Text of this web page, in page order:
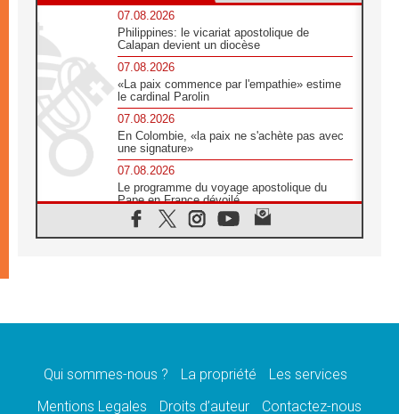
07.08.2026
Philippines: le vicariat apostolique de
Calapan devient un diocèse
07.08.2026
«La paix commence par l'empathie» estime
le cardinal Parolin
07.08.2026
En Colombie, «la paix ne s'achète pas avec
une signature»
07.08.2026
Le programme du voyage apostolique du
Pape en France dévoilé
07.08.2026
1ère Conférence continentale sur l'éducation
07.08.2026
07.08.2026
lancement des «dix jours de prière pour la
Qui sommes-nous ? La propriété
Les services
Mentions Legales
Droits d’auteur Contactez-nous